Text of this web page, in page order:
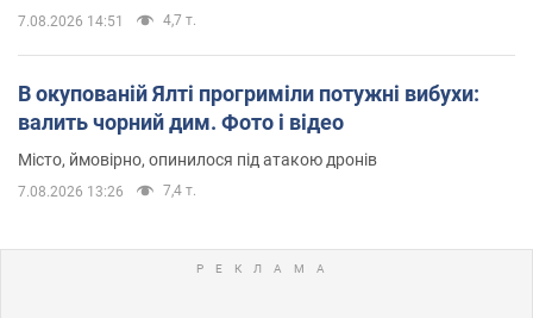
7.08.2026 14:51 4,7 т.
В окупованій Ялті прогриміли потужні вибухи:
валить чорний дим. Фото і відео
Місто, ймовірно, опинилося під атакою дронів
7.08.2026 13:26 7,4 т.